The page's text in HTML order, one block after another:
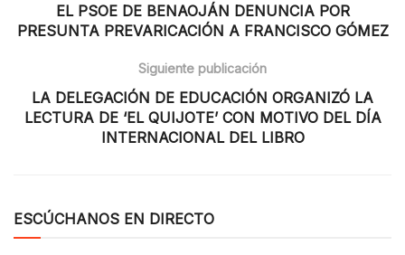
EL PSOE DE BENAOJÁN DENUNCIA POR
PRESUNTA PREVARICACIÓN A FRANCISCO GÓMEZ
Siguiente publicación
LA DELEGACIÓN DE EDUCACIÓN ORGANIZÓ LA
LECTURA DE ‘EL QUIJOTE’ CON MOTIVO DEL DÍA
INTERNACIONAL DEL LIBRO
ESCÚCHANOS EN DIRECTO